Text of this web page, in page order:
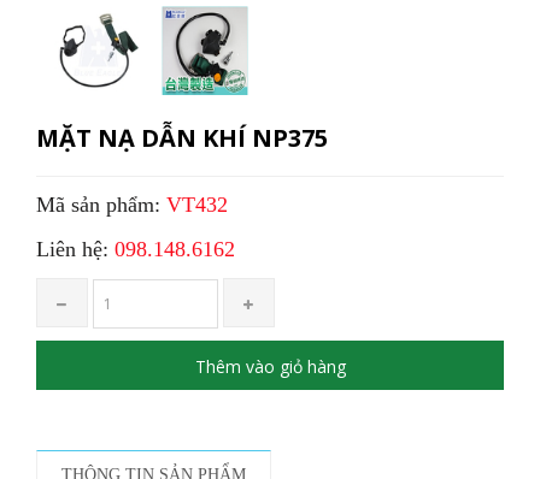
MẶT NẠ DẪN KHÍ NP375
Mã sản phẩm: VT432
Liên hệ: 098.148.6162
Thêm vào giỏ hàng
THÔNG TIN SẢN PHẨM